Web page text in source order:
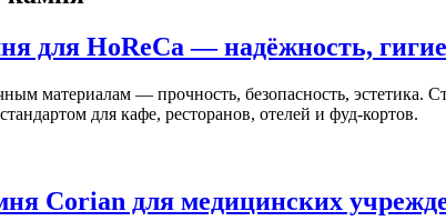
для HoReCa — надёжность,
материалам — прочность, безопасность, эстетика.
для кафе, ресторанов, отелей и фуд-кортов.
Corian для медицинских